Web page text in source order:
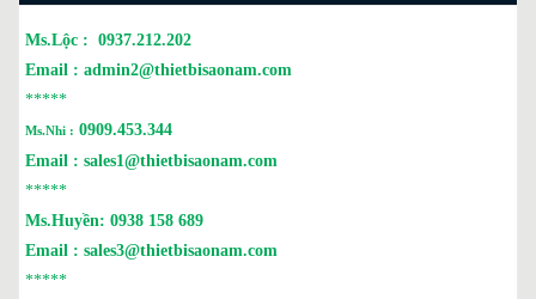
Ms.Lộc : 0937.212.202
Email : admin2@thietbisaonam.com
*****
Ms.Nhi : 0909.453.344
Email : sales1@thietbisaonam.com
*****
Ms.Huyền: 0938 158 689
Email : sales3@thietbisaonam.com
*****